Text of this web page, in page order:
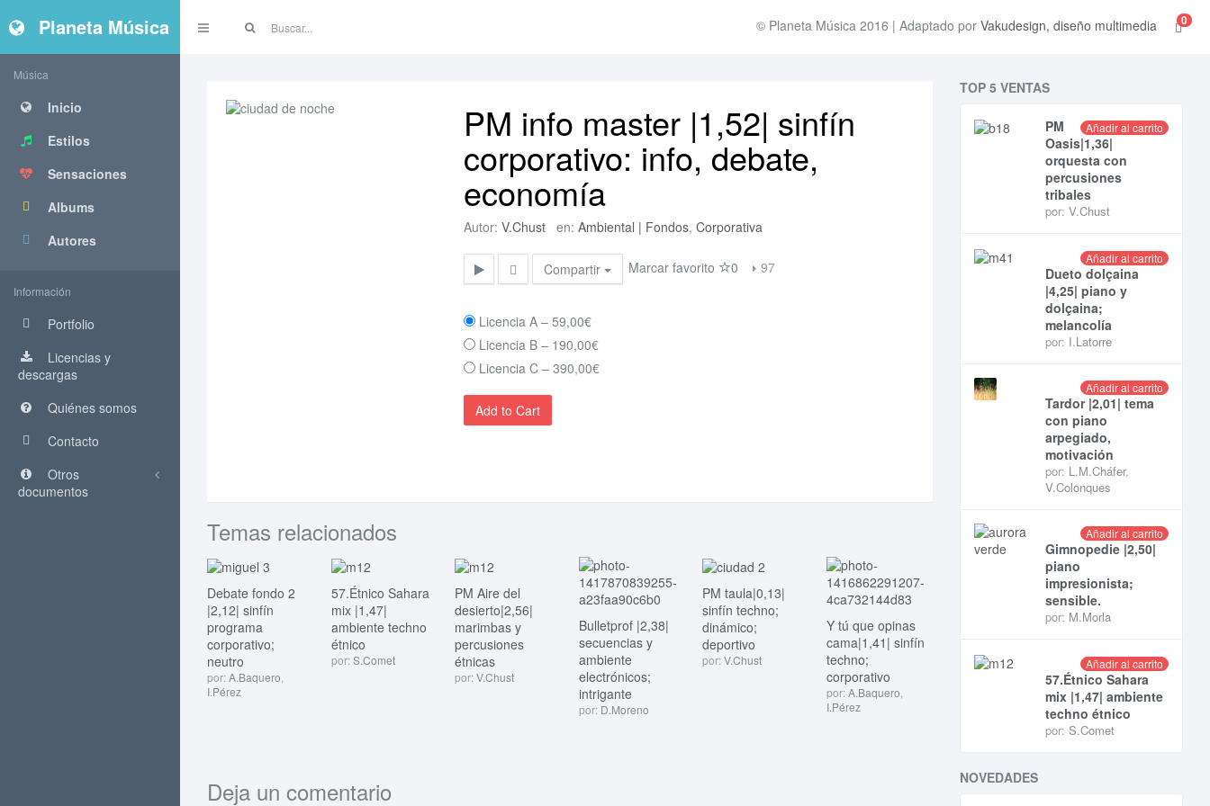
Planeta Música 0
© Planeta Música 2016 | Adaptado por Vakudesign, diseño multimedia
Música
Inicio
Estilos
Sensaciones
Albums
Autores
Información
Portfolio
Licencias y
descargas
Quiénes somos
Contacto
Otros
documentos
PM info master |1,52| sinfín
corporativo: info, debate,
economía
Autor:V.Chust en:Ambiental | Fondos,Corporativa
Compartir Marcar favorito 0 97
Licencia A –59,00€
Licencia B – 190,00€
Licencia C –390,00€
Add to Cart
Temas relacionados
Debate fondo 2
|2,12| sinfín
programa
corporativo;
neutro
por:A.Baquero
I.Pérez
57.Étnico Sahara
mix |1,47|
ambiente techno
étnico
por:S.Comet
PM Aire del
desierto|2,56|
marimbas y
percusiones
étnicas
por:V.Chust
Bulletprof |2,38|
secuencias y
ambiente
electrónicos;
intrigante
por: D.Moreno
PM taula|0,13|
sinfín techno;
dinámico;
deportivo
por:V.Chust
Y tú que opinas
cama|1,41| sinfín
techno;
corporativo
por:A.Baquero,
I.Pérez
Deja un comentario
TOP 5 VENTAS
Añadir al carrito
PM
Oasis|1,36|
orquesta con
percusiones
tribales
por: V.Chust
Añadir al carrito
Dueto dolçaina
|4,25| piano y
dolçaina;
melancolía
por: I.Latorre
Añadir al carrito
Tardor |2,01| tema
con piano
arpegiado,
motivación
por: L.M.Cháfer,
V.Colonques
Añadir al carrito
Gimnopedie |2,50|
piano
impresionista;
sensible.
por: M.Morla
Añadir al carrito
57.Étnico Sahara
mix |1,47| ambiente
techno étnico
por: S.Comet
NOVEDADES